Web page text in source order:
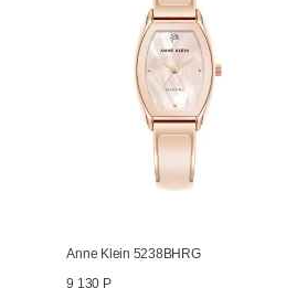
Anne Klein 5238BHRG
9 130 Р